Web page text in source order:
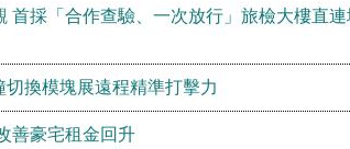
首採「合作查驗、一次放行」旅檢大樓直連
切換模塊展遠程精準打擊力
善豪宅租金回升